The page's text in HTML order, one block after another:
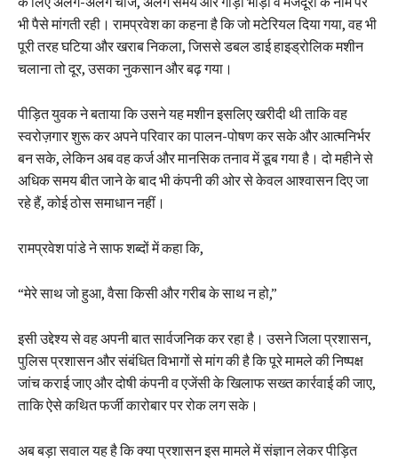
भी पैसे मांगती रही। रामप्रवेश का कहना है कि जो मटेरियल दिया गया, वह भी
पूरी तरह घटिया और खराब निकला, जिससे डबल डाई हाइड्रोलिक मशीन
चलाना तो दूर, उसका नुकसान और बढ़ गया।
पीड़ित युवक ने बताया कि उसने यह मशीन इसलिए खरीदी थी ताकि वह
स्वरोज़गार शुरू कर अपने परिवार का पालन-पोषण कर सके और आत्मनिर्भर
बन सके, लेकिन अब वह कर्ज और मानसिक तनाव में डूब गया है। दो महीने से
अधिक समय बीत जाने के बाद भी कंपनी की ओर से केवल आश्वासन दिए जा
रहे हैं, कोई ठोस समाधान नहीं।
रामप्रवेश पांडे ने साफ शब्दों में कहा कि,
“मेरे साथ जो हुआ, वैसा किसी और गरीब के साथ न हो,”
इसी उद्देश्य से वह अपनी बात सार्वजनिक कर रहा है। उसने जिला प्रशासन,
पुलिस प्रशासन और संबंधित विभागों से मांग की है कि पूरे मामले की निष्पक्ष
जांच कराई जाए और दोषी कंपनी व एजेंसी के खिलाफ सख्त कार्रवाई की जाए,
ताकि ऐसे कथित फर्जी कारोबार पर रोक लग सके।
अब बड़ा सवाल यह है कि क्या प्रशासन इस मामले में संज्ञान लेकर पीड़ित